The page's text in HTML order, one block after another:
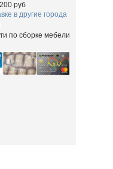
руб
в другие города
по сборке мебели